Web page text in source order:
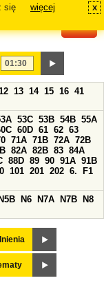
się
więcej x
13 14 15 16 41
53C 53B 54B 55A
60D 61 62 63
71A 71B 72A 72B
82A 82B 83 84A
88D 89 90 91A 91B
101 201 202 6.
F1
N5B N6 N7A N7B
N8